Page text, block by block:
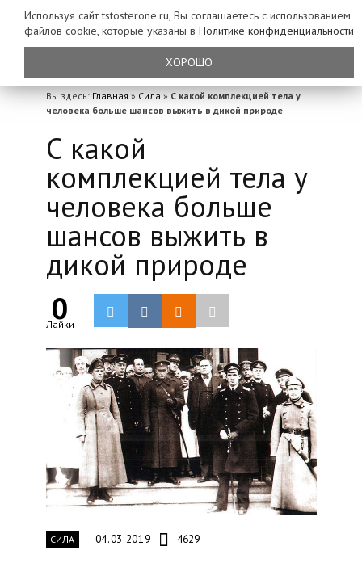
Вы здесь: Главная » Сила » С какой комплекцией тела у
человека больше шансов выжить в дикой природе
С какой
комплекцией тела у
человека больше
шансов выжить в
дикой природе
0
Лайки
СИЛА 04.03.2019 4629
Используя сайт tstosterone.ru, Вы соглашаетесь с использованием
файлов cookie, которые указаны в Политике конфиденциальности
ХОРОШО